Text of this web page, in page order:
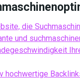
die
und
hochwertige